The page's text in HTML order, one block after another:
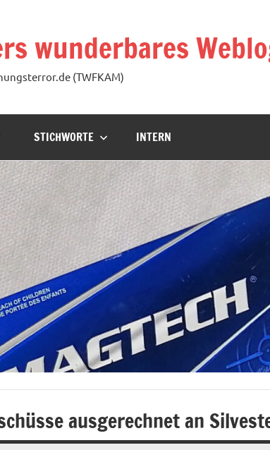
wunderbares
(TWFKAM)
STICHWORTE INTERN
ausgerechnet an